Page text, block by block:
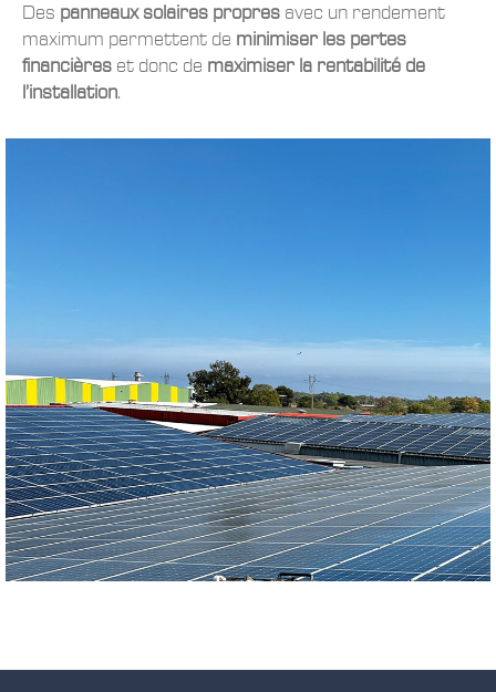
Des panneaux solaires propres avec un rendement
maximum permettent de minimiser les pertes
financières et donc de maximiser la rentabilité de
l’installation.